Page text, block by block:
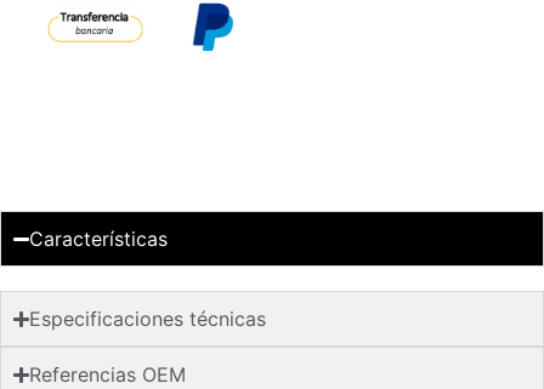
Características
Especificaciones técnicas
Referencias OEM